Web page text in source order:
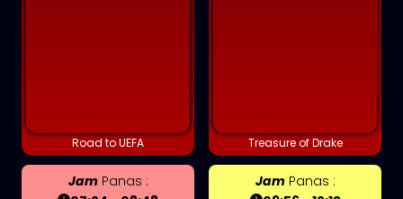
Road to UEFA
JamPanas :
Treasure of Drake
JamPanas :